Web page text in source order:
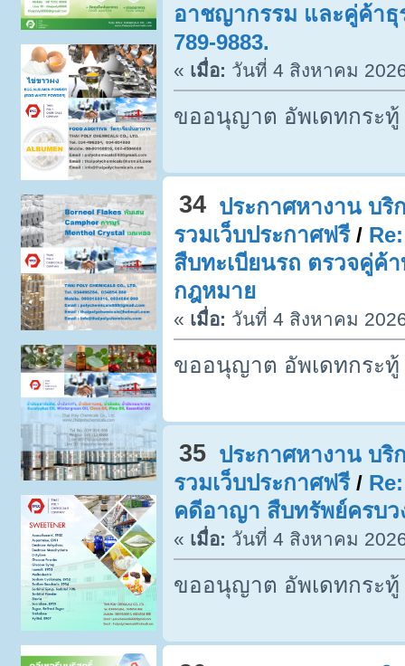
อาชญากรรม และคู่ค้าธุ
789-9883.
« เมื่อ: วันที่ 4 สิงหาคม
ขออนุญาต อัพเดทกระทู้
34 ประกาศหางาน บริ
รวมเว็บประกาศฟรี/
สืบทะเบียนรถ ตรวจคู่ค้
กฎหมาย
« เมื่อ: วันที่ 4 สิงหาคม
ขออนุญาต อัพเดทกระทู้
35 ประกาศหางาน บริ
รวมเว็บประกาศฟรี/
คดีอาญา สืบทรัพย์ครบว
« เมื่อ: วันที่ 4 สิงหาคม
ขออนุญาต อัพเดทกระทู้